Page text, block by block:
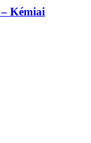
Kémiai